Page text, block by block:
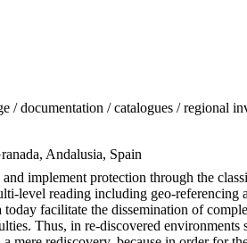
/ documentation / catalogues / regional
Andalusia, Spain
implement protection through the
level reading including geo-referencing
facilitate the dissemination of
Thus, in re-discovered